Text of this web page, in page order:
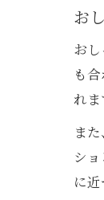
お
お
も
れま
ま
シ
に